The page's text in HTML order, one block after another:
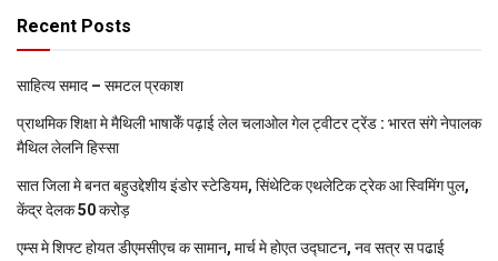
Recent Posts
साहित्य समाद – समटल प्रकाश
प्राथमिक शि‍क्षा मे मैथि‍ली भाषाकेँ पढ़ाई लेल चलाओल गेल ट्वीटर ट्रेंड : भारत संगे नेपालक
मैथिल लेलनि हिस्सा
सात जिला मे बनत बहुउद्देशीय इंडोर स्‍टेडि‍यम, सिंथेटिक एथलेटिक ट्रेक आ स्विमिंग पुल,
केंद्र देलक 50 करोड़
एम्स मे शिफ्ट होयत डीएमसीएच क सामान, मार्च मे होएत उद्घाटन, नव सत्र स पढाई